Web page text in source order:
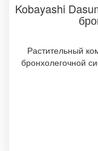
Kobayashi
Растительный
бронхолегочной